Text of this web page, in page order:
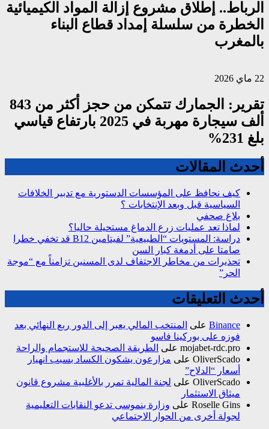
الرباط.. إطلاق مشروع إزالة المواد الكيميائية
الخطرة من سلسلة إمداد قطاع البناء
بالمغرب
22 ماي 2026
تقرير: الجمارك تتمكن من حجز أكثر من 843
ألف سيجارة مهربة في 2025 بارتفاع قياسي
بلغ 231%
أحدث المقالات
كيف نحافظ على المؤسسات الدستورية مع تدبير الخلافات
السياسية قبل وبعد الإنتخابات ؟
بلاغ صحفي
لماذا تعد عمليات زرع الدماغ مستحيلة حاليا؟
دراسة: المستويات “الطبيعية” لفيتامين B12 قد تخفي خطرا
صامتا على أدمغة كبار السن
تحذيرات من مخاطر الاجتفاف لدى المسنين تزامناً مع “موجة
الحر”
أحدث التعليقات
Binance على المنتخب المالي يعبر إلى الدور ربع النهائي بعد
فوزه على بوركينا فاسو
mojabet-rdc.pro على الطريقة الصحيحة للاستجمام والراحة
OliverScado على مزارعون يشكون الكساد بسبب انهيار
أسعار “الدلاح”
OliverScado على لجنة المالية تمرر بالأغلبية مشروع قانون
ميثاق الاستثمار
Roselle Gins على وزارة بنموسى تدعو النقابات التعليمية
لجولة أخرى من الحوار الاجتماعي